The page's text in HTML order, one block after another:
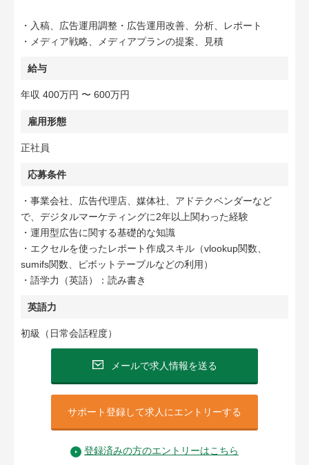
・入稿、広告運用調整・広告運用改善、分析、レポート
・メディア戦略、メディアプランの提案、見積
給与
年収 400万円 〜 600万円
雇用形態
正社員
応募条件
・事業会社、広告代理店、媒体社、アドテクベンダーなど
で、デジタルマーケティングに2年以上関わった経験
・運用型広告に関する基礎的な知識
・エクセルを使ったレポート作成スキル（vlookup関数、
sumifs関数、ピボットテーブルなどの利用）
・語学力（英語）：読み書き
英語力
初級（日常会話程度）
メールで求人情報を送る
サポート登録して求人にエントリーする
登録済みの方のエントリーはこちら